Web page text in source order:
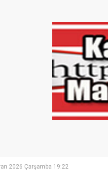
2026 Çarşamba 19:22